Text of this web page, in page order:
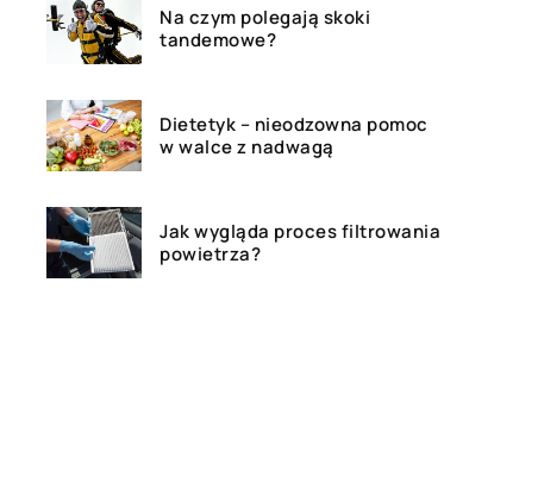
Na czym polegają skoki
tandemowe?
Dietetyk – nieodzowna pomoc
w walce z nadwagą
Jak wygląda proces filtrowania
powietrza?